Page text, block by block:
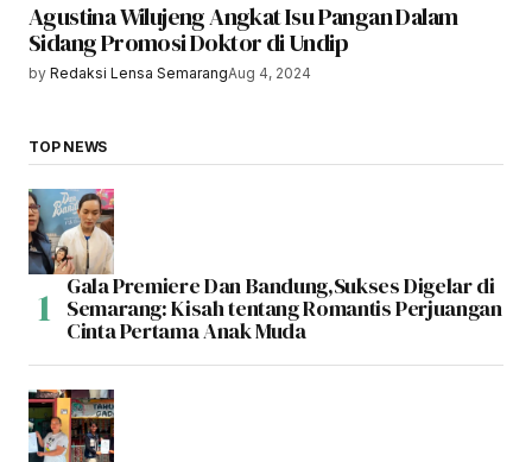
Agustina Wilujeng Angkat Isu Pangan Dalam
Sidang Promosi Doktor di Undip
by Redaksi Lensa SemarangAug 4, 2024
TOP NEWS
Gala Premiere Dan Bandung,Sukses Digelar di
Semarang: Kisah tentang Romantis Perjuangan
Cinta Pertama Anak Muda